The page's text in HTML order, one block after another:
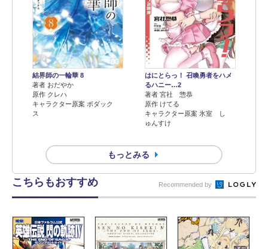
結界師の一輪華 8
著者 おだやか
原作 クレハ
キャラクター原案 ボダック
ス
はにとらっ！ 召喚勇者をハメ
るハニー…2
著者 宮社 惣恭
原作 けてる
キャラクター原案 氷室 し
ゅんすけ
もっとみる
こちらもおすすめ Recommended by